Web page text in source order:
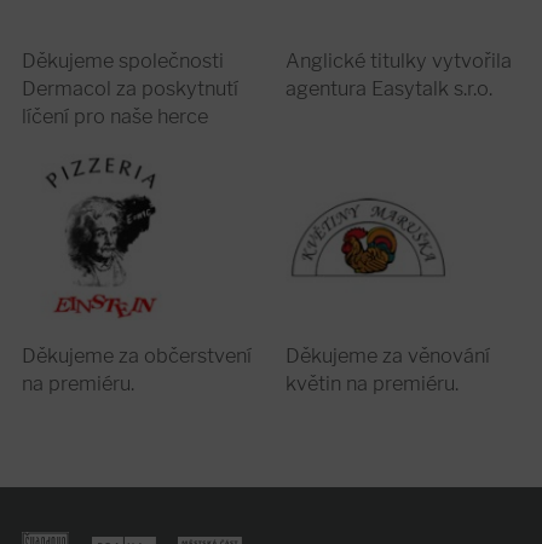
Děkujeme společnosti
Dermacol za poskytnutí
líčení pro naše herce
Anglické titulky vytvořila
agentura Easytalk s.r.o.
Děkujeme za občerstvení
na premiéru.
Děkujeme za věnování
květin na premiéru.